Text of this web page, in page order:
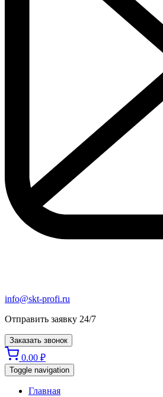
info@skt-profi.ru
Отправить заявку 24/7
Заказать звонок
0.00 ₽
Toggle navigation
Главная